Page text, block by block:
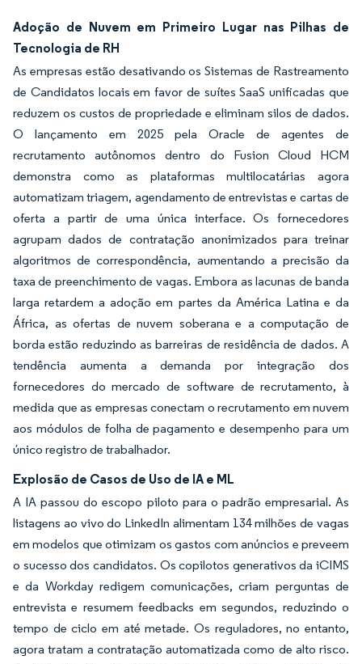
Adoção de Nuvem em Primeiro Lugar nas Pilhas de
Tecnologia de RH
As empresas estão desativando os Sistemas de Rastreamento
de Candidatos locais em favor de suítes SaaS unificadas que
reduzem os custos de propriedade e eliminam silos de dados.
O lançamento em 2025 pela Oracle de agentes de
recrutamento autônomos dentro do Fusion Cloud HCM
demonstra como as plataformas multilocatárias agora
automatizam triagem, agendamento de entrevistas e cartas de
oferta a partir de uma única interface. Os fornecedores
agrupam dados de contratação anonimizados para treinar
algoritmos de correspondência, aumentando a precisão da
taxa de preenchimento de vagas. Embora as lacunas de banda
larga retardem a adoção em partes da América Latina e da
África, as ofertas de nuvem soberana e a computação de
borda estão reduzindo as barreiras de residência de dados. A
tendência aumenta a demanda por integração dos
fornecedores do mercado de software de recrutamento, à
medida que as empresas conectam o recrutamento em nuvem
aos módulos de folha de pagamento e desempenho para um
único registro de trabalhador.
Explosão de Casos de Uso de IA e ML
A IA passou do escopo piloto para o padrão empresarial. As
listagens ao vivo do LinkedIn alimentam 134 milhões de vagas
em modelos que otimizam os gastos com anúncios e preveem
o sucesso dos candidatos. Os copilotos generativos da iCIMS
e da Workday redigem comunicações, criam perguntas de
entrevista e resumem feedbacks em segundos, reduzindo o
tempo de ciclo em até metade. Os reguladores, no entanto,
agora tratam a contratação automatizada como de alto risco.